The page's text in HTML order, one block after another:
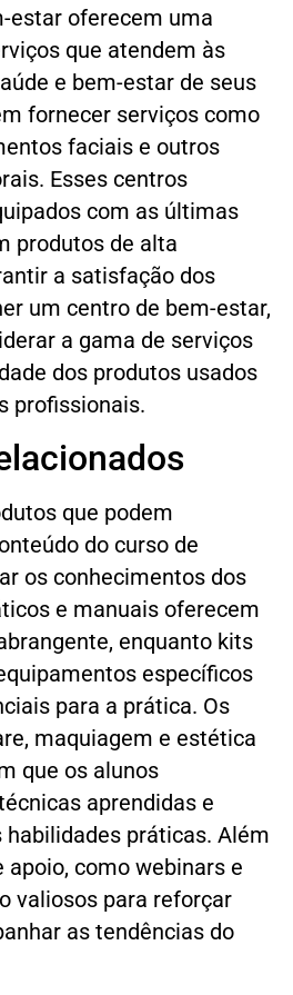
estar oferecem uma
que atendem às
e bem-estar de seus
fornecer serviços como
faciais e outros
Esses centros
com as últimas
produtos de alta
a satisfação dos
um centro de bem-estar,
a gama de serviços
dos produtos usados
profissionais.
que podem
do curso de
os conhecimentos dos
e manuais oferecem
enquanto kits
específicos
para a prática. Os
maquiagem e estética
que os alunos
aprendidas e
habilidades práticas. Além
apoio, como webinars e
valiosos para reforçar
as tendências do